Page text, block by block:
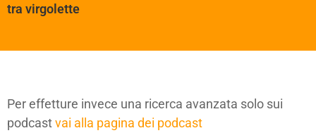
tra virgolette
Per effetture invece una ricerca avanzata solo sui
podcastvai alla pagina dei podcast